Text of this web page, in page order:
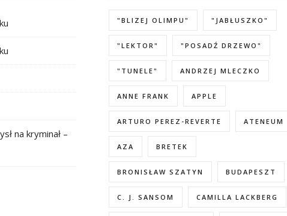
na kryminał –
"BLIZEJ OLIMPU" "JABŁUSZKO"
"LEKTOR" "POSADŹ DRZEWO"
"TUNELE" ANDRZEJ MLECZKO
ANNE FRANK APPLE
ARTURO PEREZ-REVERTE ATENEUM
AZA BRETEK
BRONISŁAW SZATYN BUDAPESZT
C. J. SANSOM CAMILLA LACKBERG